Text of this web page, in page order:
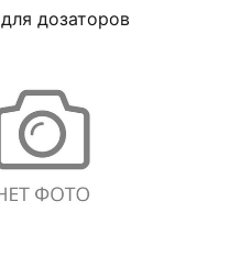
дозаторов